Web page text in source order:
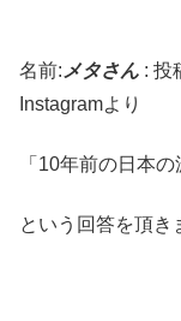
名前: メタさん : 投
Instagramより
「10年前の日本
という回答を頂き